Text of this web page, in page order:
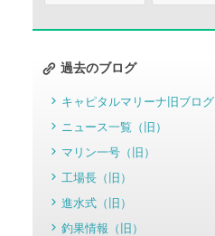
過去のブログ
キャピタルマリーナ旧ブログ
ニュース一覧（旧）
マリン一号（旧）
工場長（旧）
進水式（旧）
釣果情報（旧）